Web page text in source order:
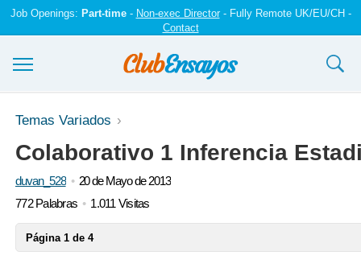
Job Openings: Part-time- Non-exec Director- Fully Remote UK/EU/CH -
Contact
Ensayos y trabajos
Registrarse
Iniciar sesión
Temas Variados
Colaborativo 1 Inferencia
duvan_528
20 de Mayo de 2013
772 Palabras
1.011 Visitas
Página 1 de 4